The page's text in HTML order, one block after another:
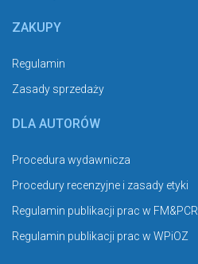
ZAKUPY
Regulamin
Zasady sprzedaży
DLA AUTORÓW
Procedura wydawnicza
Procedury recenzyjne i zasady etyki
Regulamin publikacji prac w FM&PCR
Regulamin publikacji prac w WPiOZ